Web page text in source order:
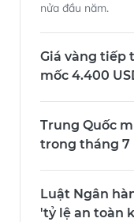
nửa đầu năm.
Giá vàng tiếp
mốc 4.400
Trung Quốc
trong tháng 7
Luật Ngân
'tỷ lệ an toàn